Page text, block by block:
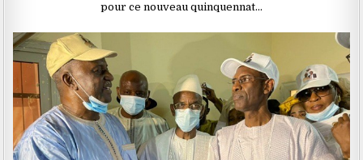
pour ce nouveau quinquennat…